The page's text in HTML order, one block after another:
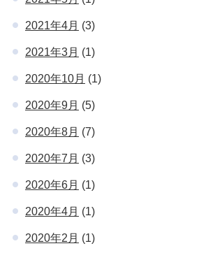
2021年4月 (3)
2021年3月 (1)
2020年10月 (1)
2020年9月 (5)
2020年8月 (7)
2020年7月 (3)
2020年6月 (1)
2020年4月 (1)
2020年2月 (1)